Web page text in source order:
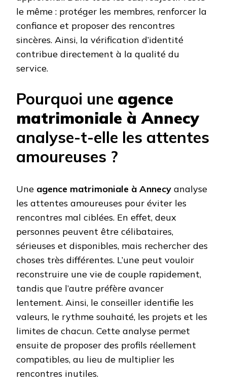
le même : protéger les membres, renforcer la
confiance et proposer des rencontres
sincères. Ainsi, la vérification d’identité
contribue directement à la qualité du
service.
Pourquoi une agence
matrimoniale à Annecy
analyse-t-elle les attentes
amoureuses ?
Une agence matrimoniale à Annecy analyse
les attentes amoureuses pour éviter les
rencontres mal ciblées. En effet, deux
personnes peuvent être célibataires,
sérieuses et disponibles, mais rechercher des
choses très différentes. L’une peut vouloir
reconstruire une vie de couple rapidement,
tandis que l’autre préfère avancer
lentement. Ainsi, le conseiller identifie les
valeurs, le rythme souhaité, les projets et les
limites de chacun. Cette analyse permet
ensuite de proposer des profils réellement
compatibles, au lieu de multiplier les
rencontres inutiles.